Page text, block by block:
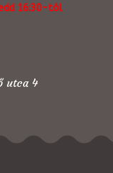
16:30-tól
utca 4